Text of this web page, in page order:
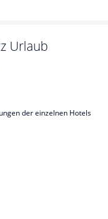
Urlaub
der einzelnen Hotels